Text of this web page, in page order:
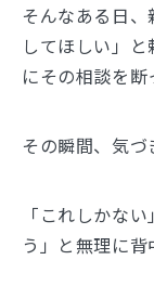
そんなある日
してほしい」
にその相談を断
その瞬間、気づ
「これしかな
う」と無理に